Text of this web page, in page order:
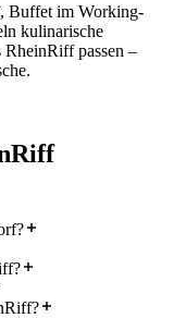
Buffet im Working-
kulinarische
passen –